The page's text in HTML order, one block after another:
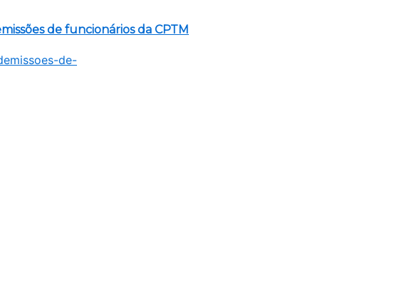
de funcionários da CPTM